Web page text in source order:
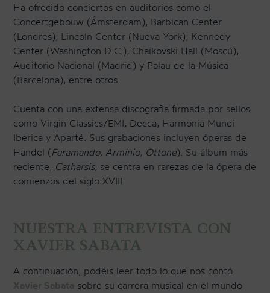
Ha ofrecido conciertos en auditorios como el
Concertgebouw (Ámsterdam), Barbican Center
(Londres), Lincoln Center (Nueva York), Kennedy
Center (Washington D.C.), Chaikovski Hall (Moscú),
Auditorio Nacional (Madrid) y Palau de la Música
(Barcelona), entre otros.
Cuenta con una extensa discografía firmada por sellos
como Virgin Classics/EMI, Decca, Harmonia Mundi
Iberica y Aparté. Sus grabaciones incluyen óperas de
Händel (Faramando, Arminio, Ottone). Su álbum más
reciente, Catharsis, se centra en rarezas de la ópera de
comienzos del siglo XVIII.
NUESTRA ENTREVISTA CON
XAVIER SABATA
A continuación, podéis leer todo lo que nos contó
Xavier Sabata sobre su carrera musical en el mundo